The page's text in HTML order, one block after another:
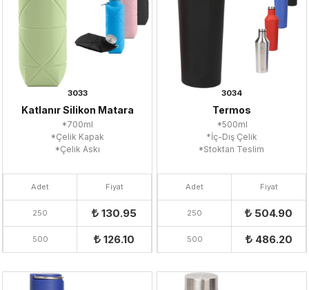
3033
Katlanır Silikon Matara
*700ml
*Çelik Kapak
*Çelik Askı
Adet Fiyat
250 130.95
500 126.10
3034
Termos
*500ml
*İç-Dış Çelik
*Stoktan Teslim
Adet Fiyat
250 504.90
500 486.20